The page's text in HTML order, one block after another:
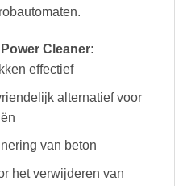
Cleaner:
effectief
alternatief voor
van beton
het verwijderen van